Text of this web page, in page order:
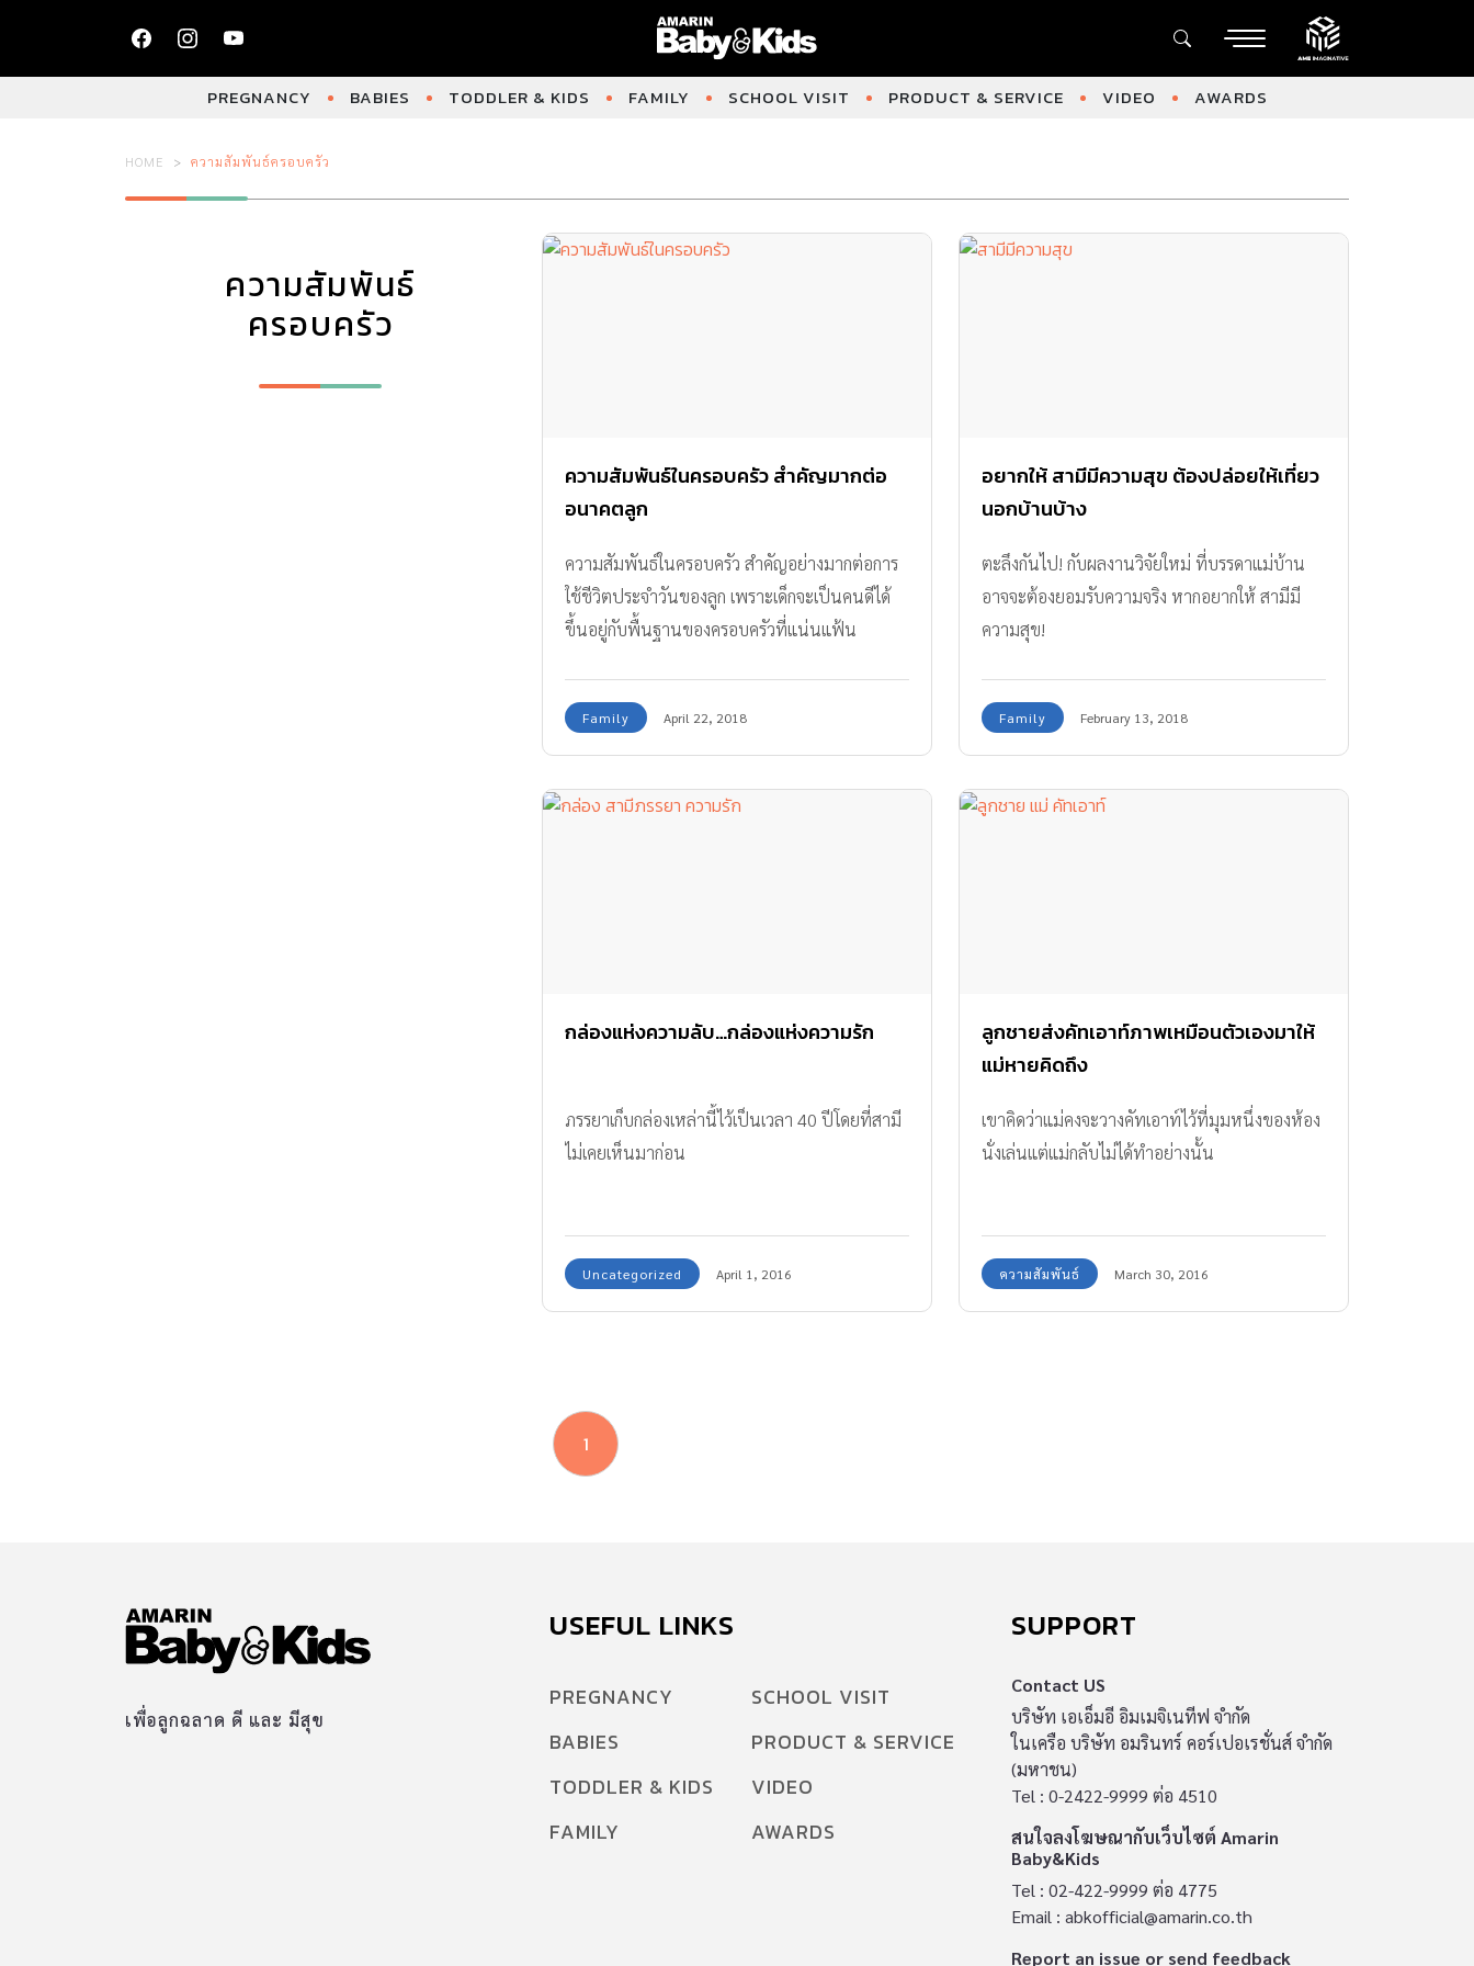
PREGNANCY BABIES TODDLER & KIDS FAMILY SCHOOL VISIT PRODUCT & SERVICE VIDEO AWARDS
HOME ความสัมพันธ์ครอบครัว
ความสัมพันธ์
ครอบครัว
ความสัมพันธ์ในครอบครัว สำคัญมากต่อ
อนาคตลูก
ความสัมพันธ์ในครอบครัว สำคัญอย่างมากต่อการ
ใช้ชีวิตประจำวันของลูก เพราะเด็กจะเป็นคนดีได้
ขึ้นอยู่กับพื้นฐานของครอบครัวที่แน่นแฟ้น
Family April 22, 2018
อยากให้ สามีมีความสุข ต้องปล่อยให้เที่ยว
นอกบ้านบ้าง
ตะลึงกันไป! กับผลงานวิจัยใหม่ ที่บรรดาแม่บ้าน
อาจจะต้องยอมรับความจริง หากอยากให้ สามีมี
ความสุข!
Family February 13, 2018
กล่องแห่งความลับ…กล่องแห่งความรัก
ภรรยาเก็บกล่องเหล่านี้ไว้เป็นเวลา 40 ปีโดยที่สามี
ไม่เคยเห็นมาก่อน
Uncategorized April 1, 2016
ลูกชายส่งคัทเอาท์ภาพเหมือนตัวเองมาให้
แม่หายคิดถึง
เขาคิดว่าแม่คงจะวางคัทเอาท์ไว้ที่มุมหนึ่งของห้อง
นั่งเล่นแต่แม่กลับไม่ได้ทำอย่างนั้น
ความสัมพันธ์ March 30, 2016
1
เพื่อลูกฉลาด ดี และ มีสุข
USEFUL LINKS
PREGNANCY
BABIES
TODDLER & KIDS
FAMILY
SCHOOL VISIT
PRODUCT & SERVICE
VIDEO
AWARDS
SUPPORT
Contact US
บริษัท เอเอ็มอี อิมเมจิเนทีฟ จำกัด
ในเครือ บริษัท อมรินทร์ คอร์เปอเรชั่นส์ จำกัด
(มหาชน)
Tel : 0-2422-9999 ต่อ 4510
สนใจลงโฆษณากับเว็บไซต์ Amarin
Baby&Kids
Tel : 02-422-9999 ต่อ 4775
Email : abkofficial@amarin.co.th
Report an issue or send feedback